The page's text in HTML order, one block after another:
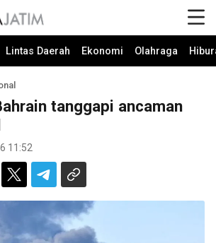
Lintas Daerah Ekonomi Olahraga
tanggapi ancaman
11:52